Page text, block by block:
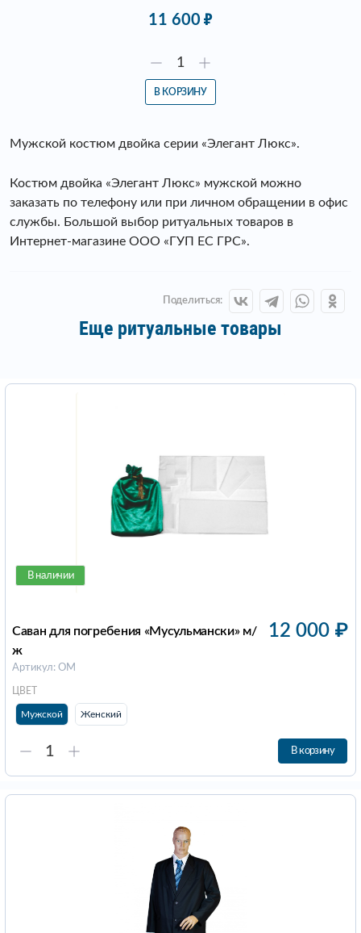
11 600
В КОРЗИНУ
Мужской костюм двойка серии «Элегант Люкс».
Костюм двойка «Элегант Люкс» мужской можно
заказать по телефону или при личном обращении в офис
службы. Большой выбор ритуальных товаров в
Интернет-магазине ООО «ГУП ЕС ГРС».
Поделиться:
Еще ритуальные товары
В наличии
Саван для погребения «Мусульмански» м/
ж
Артикул: ОМ
12 000 ₽
ЦВЕТ
Мужской Женский
В корзину